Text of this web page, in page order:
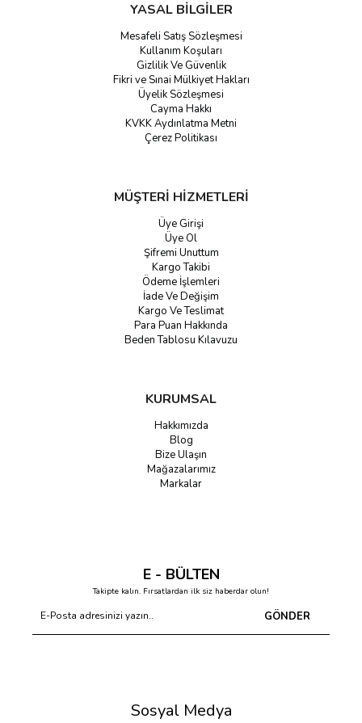
YASAL BİLGİLER
Mesafeli Satış Sözleşmesi
Kullanım Koşuları
Gizlilik Ve Güvenlik
Fikri ve Sınai Mülkiyet Hakları
Üyelik Sözleşmesi
Cayma Hakkı
KVKK Aydınlatma Metni
Çerez Politikası
MÜŞTERİ HİZMETLERİ
Üye Girişi
Üye Ol
Şifremi Unuttum
Kargo Takibi
Ödeme İşlemleri
İade Ve Değişim
Kargo Ve Teslimat
Para Puan Hakkında
Beden Tablosu Kılavuzu
KURUMSAL
Hakkımızda
Blog
Bize Ulaşın
Mağazalarımız
Markalar
E - BÜLTEN
Takipte kalın. Fırsatlardan ilk siz haberdar olun!
GÖNDER
Sosyal Medya